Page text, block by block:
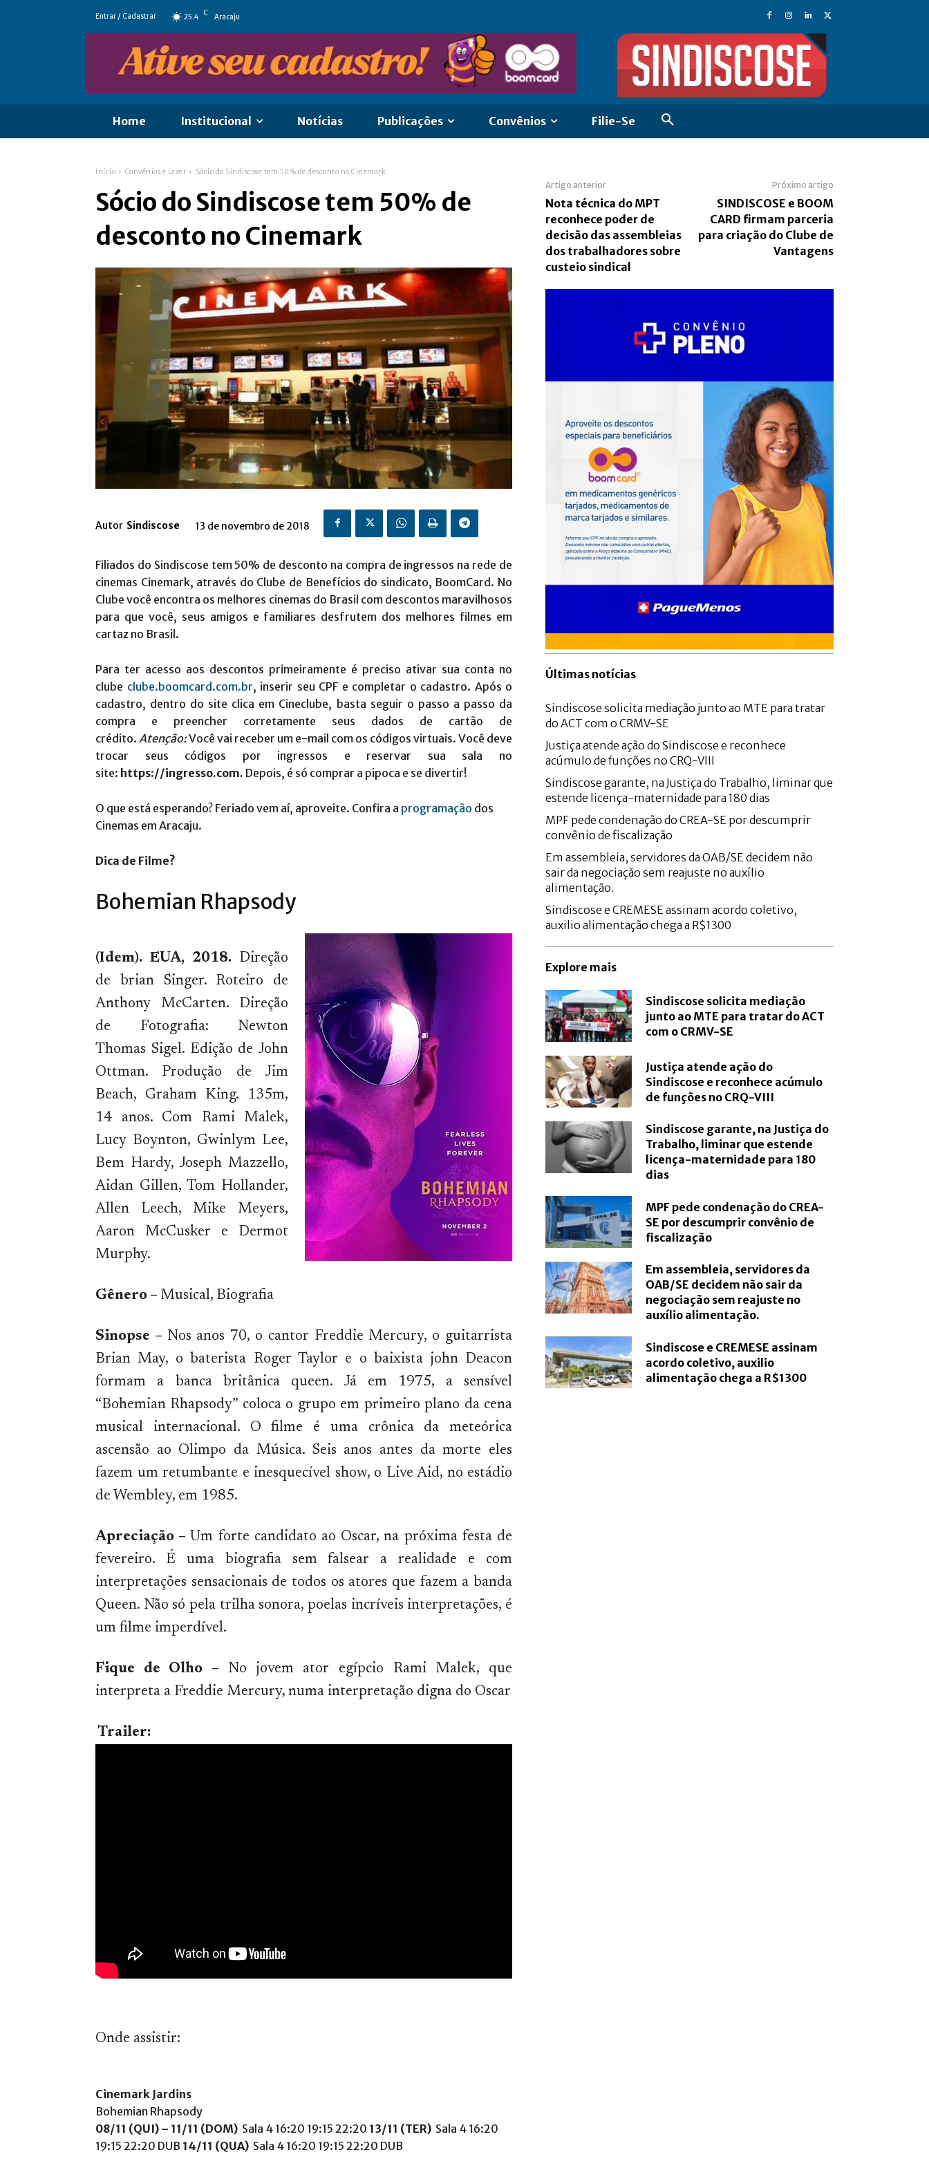
Entrar / Cadastrar 25.4 C Aracaju
Home Institucional Notícias Publicações Convênios Filie-Se
Início Convênios e Lazer Sócio do Sindiscose tem 50% de desconto no Cinemark
Sócio do Sindiscose tem 50% de
desconto no Cinemark
Autor Sindiscose 13 de novembro de 2018
Filiados do Sindiscose tem 50% de desconto na compra de ingressos na rede de
cinemas Cinemark, através do Clube de Benefícios do sindicato, BoomCard. No
Clube você encontra os melhores cinemas do Brasil com descontos maravilhosos
para que você, seus amigos e familiares desfrutem dos melhores filmes em
cartaz no Brasil.
Para ter acesso aos descontos primeiramente é preciso ativar sua conta no
clube clube.boomcard.com.br, inserir seu CPF e completar o cadastro. Após o
cadastro, dentro do site clica em Cineclube, basta seguir o passo a passo da
compra e preencher corretamente seus dados de cartão de
crédito. Atenção:Você vai receber um e-mail com os códigos virtuais. Você deve
trocar seus códigos por ingressos e reservar sua sala no
site: https://ingresso.com. Depois, é só comprar a pipoca e se divertir!
O que está esperando? Feriado vem aí, aproveite. Confira a programação dos
Cinemas em Aracaju.
Dica de Filme?
Bohemian Rhapsody
(Idem). EUA, 2018. Direção
de brian Singer. Roteiro de
Anthony McCarten. Direção
de Fotografia: Newton
Thomas Sigel. Edição de John
Ottman. Produção de Jim
Beach, Graham King. 135m,
14 anos. Com Rami Malek,
Lucy Boynton, Gwinlym Lee,
Bem Hardy, Joseph Mazzello,
Aidan Gillen, Tom Hollander,
Allen Leech, Mike Meyers,
Aaron McCusker e Dermot
Murphy.
Gênero – Musical, Biografia
Sinopse – Nos anos 70, o cantor Freddie Mercury, o guitarrista
Brian May, o baterista Roger Taylor e o baixista john Deacon
formam a banca britânica queen. Já em 1975, a sensível
“Bohemian Rhapsody” coloca o grupo em primeiro plano da cena
musical internacional. O filme é uma crônica da meteórica
ascensão ao Olimpo da Música. Seis anos antes da morte eles
fazem um retumbante e inesquecível show, o Live Aid, no estádio
de Wembley, em 1985.
Apreciação – Um forte candidato ao Oscar, na próxima festa de
fevereiro. É uma biografia sem falsear a realidade e com
interpretações sensacionais de todos os atores que fazem a banda
Queen. Não só pela trilha sonora, poelas incríveis interpretações, é
um filme imperdível.
Fique de Olho – No jovem ator egípcio Rami Malek, que
interpreta a Freddie Mercury, numa interpretação digna do Oscar
Trailer:
Onde assistir:
Cinemark Jardins
Bohemian Rhapsody
08/11 (QUI) – 11/11 (DOM) Sala 4 16:20 19:15 22:20 13/11 (TER) Sala 4 16:20
19:15 22:20 DUB 14/11 (QUA) Sala 4 16:20 19:15 22:20 DUB
Artigo anterior
Nota técnica do MPT
reconhece poder de
decisão das assembleias
dos trabalhadores sobre
custeio sindical
Próximo artigo
SINDISCOSE e BOOM
CARD firmam parceria
para criação do Clube de
Vantagens
Últimas notícias
Sindiscose solicita mediação junto ao MTE para tratar
do ACT com o CRMV-SE
Justiça atende ação do Sindiscose e reconhece
acúmulo de funções no CRQ-VIII
Sindiscose garante, na Justiça do Trabalho, liminar que
estende licença-maternidade para 180 dias
MPF pede condenação do CREA-SE por descumprir
convênio de fiscalização
Em assembleia, servidores da OAB/SE decidem não
sair da negociação sem reajuste no auxílio
alimentação.
Sindiscose e CREMESE assinam acordo coletivo,
auxilio alimentação chega a R$1300
Explore mais
Sindiscose solicita mediação
junto ao MTE para tratar do ACT
com o CRMV-SE
Justiça atende ação do
Sindiscose e reconhece acúmulo
de funções no CRQ-VIII
Sindiscose garante, na Justiça do
Trabalho, liminar que estende
licença-maternidade para 180
dias
MPF pede condenação do CREA-
SE por descumprir convênio de
fiscalização
Em assembleia, servidores da
OAB/SE decidem não sair da
negociação sem reajuste no
auxílio alimentação.
Sindiscose e CREMESE assinam
acordo coletivo, auxilio
alimentação chega a R$1300